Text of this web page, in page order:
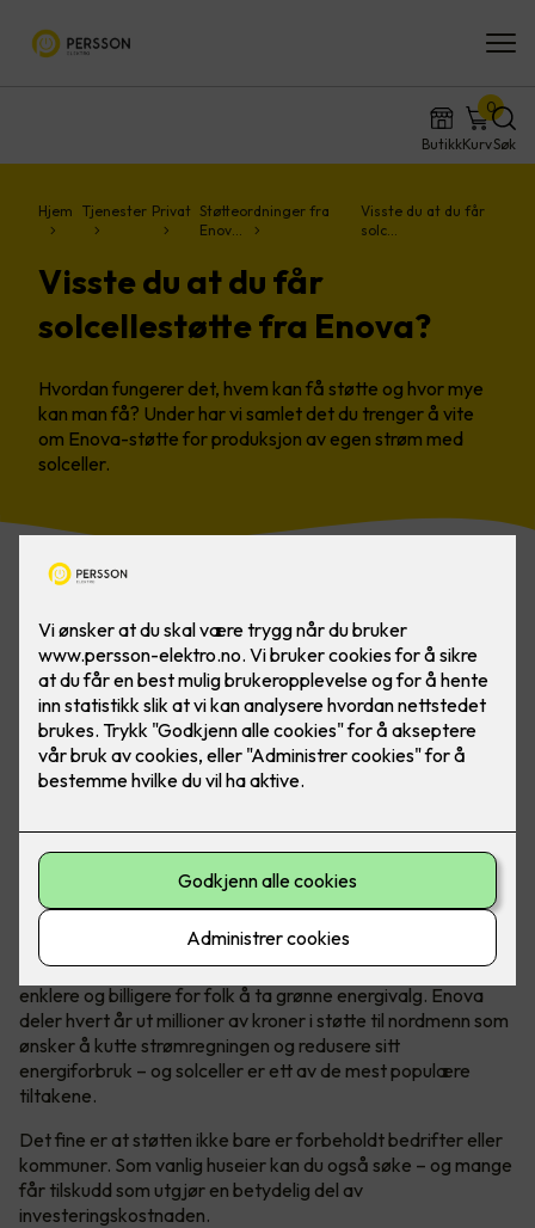
ButikkKurv
0
Søk
Hjem Tjenester Privat Støtteordninger fra
Enov…
Visste du at du får
solc…
Visste du at du får
solcellestøtte fra Enova?
Hvordan fungerer det, hvem kan få støtte og hvor mye
kan man få? Under har vi samlet det du trenger å vite
om Enova-støtte for produksjon av egen strøm med
solceller.
Hvem er Enova?
Enova er et statlig selskap med ett oppdrag - å gjøre det
enklere og billigere for folk å ta grønne energivalg. Enova
deler hvert år ut millioner av kroner i støtte til nordmenn som
ønsker å kutte strømregningen og redusere sitt
energiforbruk – og solceller er ett av de mest populære
tiltakene.
Det fine er at støtten ikke bare er forbeholdt bedrifter eller
kommuner. Som vanlig huseier kan du også søke – og mange
får tilskudd som utgjør en betydelig del av
investeringskostnaden.